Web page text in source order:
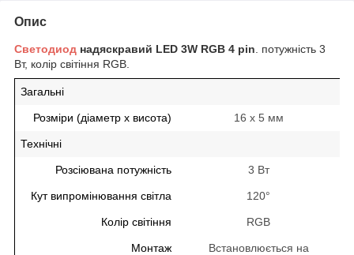
Опис
Светодиод надяскравий LED 3W RGB 4 pin . потужність 3
Вт, колір світіння RGB.
Загальні
Розміри (діаметр х висота) 16 х 5 мм
Технічні
Розсіювана потужність 3 Вт
Кут випромінювання світла 120°
Колір світіння RGB
Монтаж
Встановлюється на